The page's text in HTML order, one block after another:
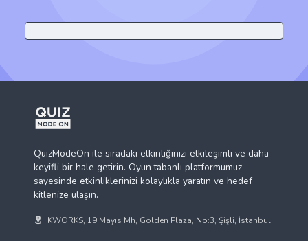
QuizModeOn ile sıradaki etkinliğinizi etkileşimli ve daha
keyifli bir hale getirin. Oyun tabanlı platformumuz
sayesinde etkinliklerinizi kolaylıkla yaratın ve hedef
kitlenize ulaşın.
KWORKS, 19 Mayıs Mh, Golden Plaza, No:3, Şişli, İstanbul